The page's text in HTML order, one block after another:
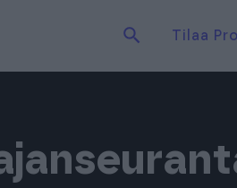
Tilaa
Hae